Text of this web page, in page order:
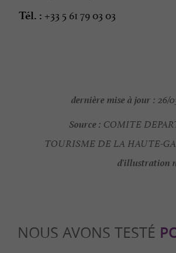
Tél. : +33 5 61 79 03 03
dernière mise à jour : 26/
Source : COMITE
TOURISME DE LA HAUTE-
d'illustration
NOUS AVONS TESTÉ